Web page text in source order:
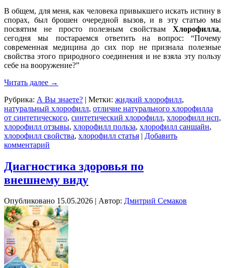
В общем, для меня, как человека привыкшего искать истину в
спорах, был брошен очередной вызов, и в эту статью мы
посвятим не просто полезным свойствам Хлорофилла,
сегодня мы постараемся ответить на вопрос: “Почему
современная медицина до сих пор не признала полезные
свойства этого природного соединения и не взяла эту пользу
себе на вооружение?”
Читать далее →
Рубрика: А Вы знаете? | Метки: жидкий хлорофилл,
натуральный хлорофилл, отличие натурального хлорофилла
от синтетического, синтетический хлорофилл, хлорофилл нсп,
хлорофилл отзывы, хлорофилл польза, хлорофилл саншайн,
хлорофилл свойства, хлорофилл статья | Добавить
комментарий
Диагностика здоровья по
внешнему виду
Опубликовано 15.05.2026 | Автор: Дмитрий Семаков